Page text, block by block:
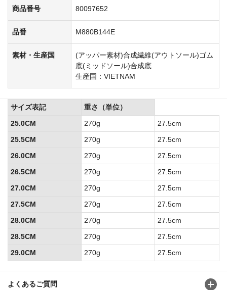
商品番号 80097652
品番 M880B144E
素材・生産国
(アッパー素材)合成繊維(アウトソール)ゴム
底(ミッドソール)合成底
生産国：VIETNAM
よくあるご質問
サイズ表記
重さ（単位）
25.0CM
270g
27.5cm
25.5CM
270g
27.5cm
26.0CM
270g
27.5cm
26.5CM
270g
27.5cm
27.0CM
270g
27.5cm
27.5CM
270g
27.5cm
28.0CM
270g
27.5cm
28.5CM
270g
27.5cm
29.0CM
270g 27.5cm